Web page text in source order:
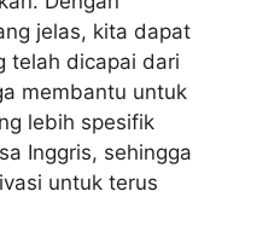
jelas, kita dapat
telah dicapai dari
membantu untuk
lebih spesifik
Inggris, sehingga
untuk terus